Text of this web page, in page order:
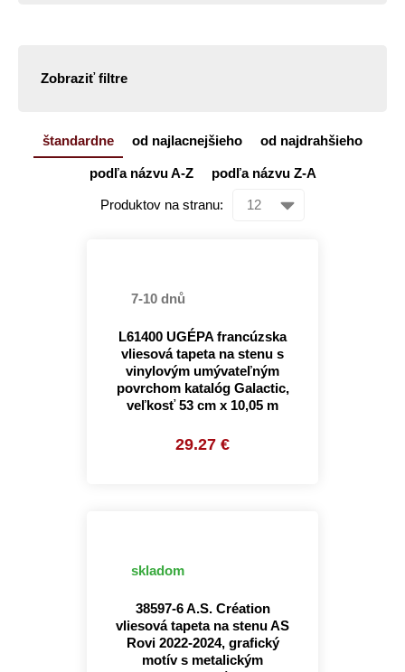
Zobraziť filtre
štandardne od najlacnejšieho od najdrahšieho
podľa názvu A-Z podľa názvu Z-A
Produktov na stranu:
7-10 dnů
L61400 UGÉPA francúzska
vliesová tapeta na stenu s
vinylovým umývateľným
povrchom katalóg Galactic,
veľkosť 53 cm x 10,05 m
29.27 €
skladom
38597-6 A.S. Création
vliesová tapeta na stenu AS
Rovi 2022-2024, grafický
motív s metalickým